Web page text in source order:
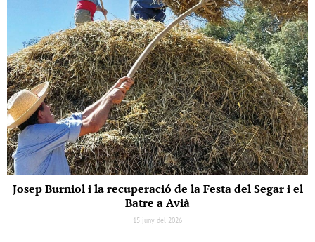
Josep Burniol i la recuperació de la Festa del Segar i el
Batre a Avià
15 juny del 2026